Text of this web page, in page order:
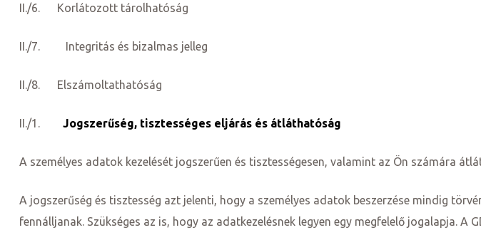
II./6. Korlátozott tárolhatóság
II./7. Integritás és bizalmas jelleg
II./8. Elszámoltathatóság
II./1. Jogszerűség, tisztességes eljárás és átláthatóság
A személyes adatok kezelését jogszerűen és tisztességesen, valamint az Ön számára
A jogszerűség és tisztesség azt jelenti, hogy a személyes adatok beszerzése mindig
fennálljanak. Szükséges az is, hogy az adatkezelésnek legyen egy megfelelő jogalapja.
2020